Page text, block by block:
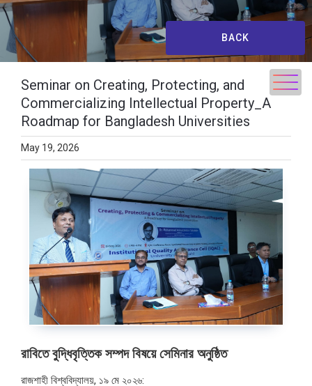
BACK
Seminar on Creating, Protecting, and
Commercializing Intellectual Property_A
Roadmap for Bangladesh Universities
May 19, 2026
রাবিতে বুদ্ধিবৃত্তিক সম্পদ বিষয়ে সেমিনার অনুষ্ঠিত
রাজশাহী বিশ্ববিদ্যালয়, ১৯ মে ২০২৬: